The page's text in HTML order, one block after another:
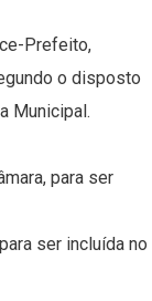
Prefeito,
o disposto
Municipal.
para ser
ser incluída no